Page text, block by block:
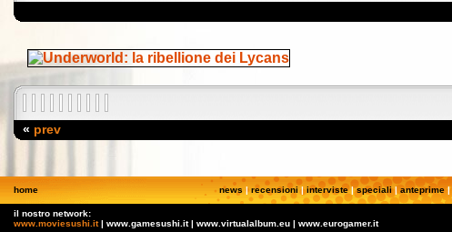
« prev
home news | recensioni |interviste|speciali| anteprime|
il nostro network:
www.moviesushi.it| www.gamesushi.it | www.virtualalbum.eu | www.eurogamer.it